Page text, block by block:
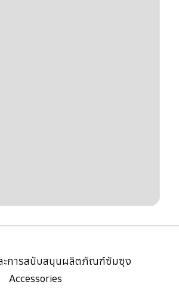
ะการสนับสนุนผลิตภัณฑ์ซัมซุง
Accessories